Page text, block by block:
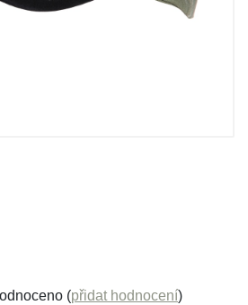
(přidat hodnocení)